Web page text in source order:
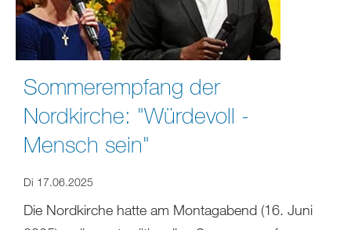
Sommerempfang der
Nordkirche: "Würdevoll -
Mensch sein"
Di 17.06.2025
Die Nordkirche hatte am Montagabend (16. Juni